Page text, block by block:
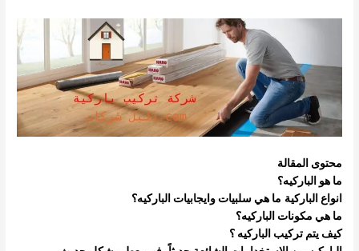
محتوى المقالة
ما هو الباركيه؟
انواع الباركية ما هي سلبيات وايجابيات الباركيه؟
ما هي مكونات الباركيه؟
كيف يتم تركيب الباركيه ؟